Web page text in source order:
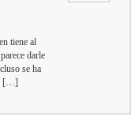
tiene al
darle
se ha
[…]